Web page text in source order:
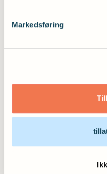
Markedsføring
Ønsker du mer